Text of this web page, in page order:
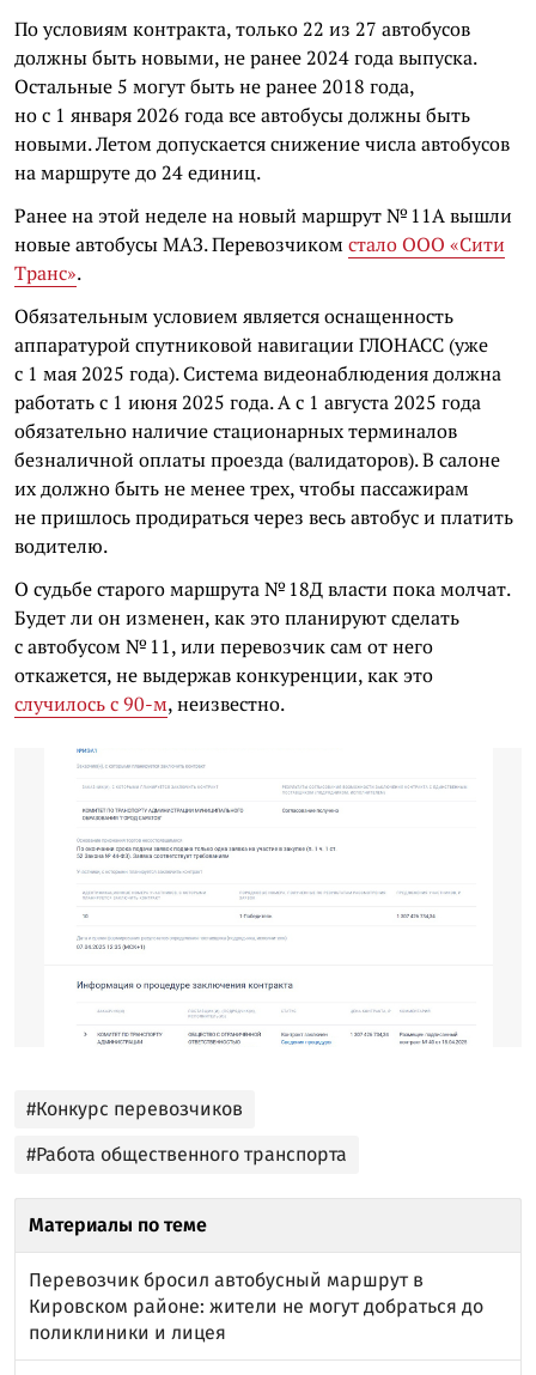
По условиям контракта, только 22 из 27 автобусов
должны быть новыми, не ранее 2024 года выпуска.
Остальные 5 могут быть не ранее 2018 года,
но с 1 января 2026 года все автобусы должны быть
новыми. Летом допускается снижение числа автобусов
на маршруте до 24 единиц.
Ранее на этой неделе на новый маршрут № 11А вышли
новые автобусы МАЗ. Перевозчикомстало ООО «Сити
Транс».
Обязательным условием является оснащенность
аппаратурой спутниковой навигации ГЛОНАСС (уже
с 1 мая 2025 года). Система видеонаблюдения должна
работать с 1 июня 2025 года. А с 1 августа 2025 года
обязательно наличие стационарных терминалов
безналичной оплаты проезда (валидаторов). В салоне
их должно быть не менее трех, чтобы пассажирам
не пришлось продираться через весь автобус и платить
водителю.
О судьбе старого маршрута № 18Д власти пока молчат.
Будет ли он изменен, как это планируют сделать
с автобусом № 11, или перевозчик сам от него
откажется, не выдержав конкуренции, как это
случилось с 90-м, неизвестно.
#Конкурс перевозчиков
#Работа общественного транспорта
Материалы по теме
Перевозчик бросил автобусный маршрут в
Кировском районе: жители не могут добраться до
поликлиники и лицея